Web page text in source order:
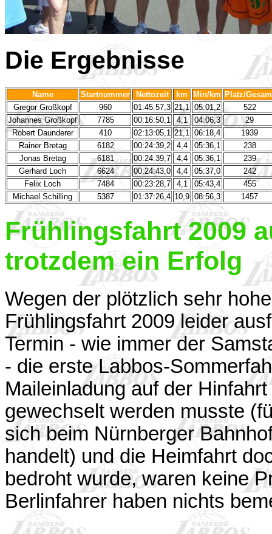
Die Ergebnisse
Name Startnummer Nettozeit km Min/km Platz/
Gregor Großkopf
960 01:45:57,3 21,1 05:01,2
522
Johannes Großkopf
7785 00:16:50,1 4,1 04:06,3
29
Robert Daunderer
410 02:13:05,1 21,1 06:18,4
1939
Rainer Bretag
6182 00:24:39,2 4,4 05:36,1
238
Jonas Bretag
6181 00:24:39,7 4,4 05:36,1
239
Gerhard Loch
6624 00:24:43,0 4,4 05:37,0
242
Felix Loch
7484 00:23:28,7 4,1 05:43,4
455
Michael Schilling
5387 01:37:26,4 10,9 08:56,3 1457
Frühlingsfahrt 2009
trotzdem ein Erfolg
Wegen der plötzlich sehr
Frühlingsfahrt 2009 leider
Termin - wie immer der
- die erste Labbos-
Maileinladung auf der
gewechselt werden musste
sich beim Nürnberger
handelt) und die Heimfahrt
bedroht wurde, waren keine
Berlinfahrer haben nichts